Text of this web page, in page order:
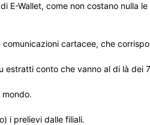
E-Wallet, come non costano nulla
cartacee, che
estratti conto che vanno al di là dei
i prelievi dalle filiali.